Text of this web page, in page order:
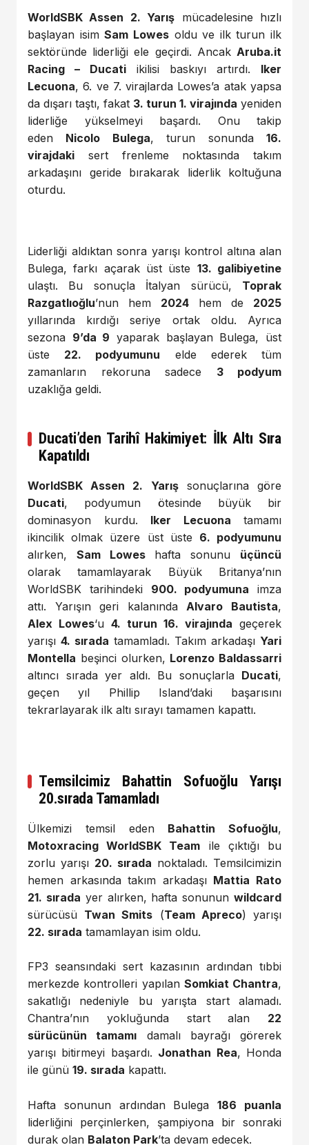
WorldSBK Assen 2. Yarış mücadelesine hızlı
başlayan isimSam Lowesoldu ve ilk turun ilk
sektöründe liderliği ele geçirdi. Ancak Aruba.it
Racing – Ducati ikilisi baskıyı artırdı. Iker
Lecuona, 6. ve 7. virajlarda Lowes’a atak yapsa
da dışarı taştı, fakat 3. turun 1. virajında yeniden
liderliğe yükselmeyi başardı. Onu takip
eden Nicolo Bulega, turun sonunda16.
virajdaki sert frenleme noktasında takım
arkadaşını geride bırakarak liderlik koltuğuna
oturdu.
Liderliği aldıktan sonra yarışı kontrol altına alan
Bulega, farkı açarak üst üste 13. galibiyetine
ulaştı. Bu sonuçla İtalyan sürücü, Toprak
Razgatlıoğlu’nun hem 2024 hem de 2025
yıllarında kırdığı seriye ortak oldu. Ayrıca
sezona 9’da 9 yaparak başlayan Bulega, üst
üste 22. podyumunu elde ederek tüm
zamanların rekoruna sadece 3 podyum
uzaklığa geldi.
Ducati’den Tarihî Hakimiyet: İlk Altı Sıra
Kapatıldı
WorldSBK Assen 2. Yarışsonuçlarına göre
Ducati, podyumun ötesinde büyük bir
dominasyon kurdu. Iker Lecuona tamamı
ikincilik olmak üzere üst üste 6. podyumunu
alırken, Sam Loweshafta sonunu üçüncü
olarak tamamlayarak Büyük Britanya’nın
WorldSBK tarihindeki 900. podyumuna imza
attı. Yarışın geri kalanında Alvaro Bautista,
Alex Lowes‘u 4. turun 16. virajında geçerek
yarışı 4. sırada tamamladı. Takım arkadaşı Yari
Montella beşinci olurken, Lorenzo Baldassarri
altıncı sırada yer aldı. Bu sonuçlarla Ducati,
geçen yıl Phillip Island’daki başarısını
tekrarlayarak ilk altı sırayı tamamen kapattı.
Temsilcimiz Bahattin Sofuoğlu Yarışı
20.sırada Tamamladı
Ülkemizi temsil eden Bahattin Sofuoğlu,
Motoxracing WorldSBK Team ile çıktığı bu
zorlu yarışı 20. sırada noktaladı. Temsilcimizin
hemen arkasında takım arkadaşı Mattia Rato
21. sırada yer alırken, hafta sonununwildcard
sürücüsü Twan Smits (Team Apreco) yarışı
22. sırada tamamlayan isim oldu.
FP3 seansındaki sert kazasının ardından tıbbi
merkezde kontrolleri yapılan Somkiat Chantra,
sakatlığı nedeniyle bu yarışta start alamadı.
Chantra’nın yokluğunda start alan 22
sürücünün tamamı damalı bayrağı görerek
yarışı bitirmeyi başardı. Jonathan Rea, Honda
ile günü 19. sırada kapattı.
Hafta sonunun ardından Bulega186 puanla
liderliğini perçinlerken, şampiyona bir sonraki
durak olan Balaton Park’ta devam edecek.